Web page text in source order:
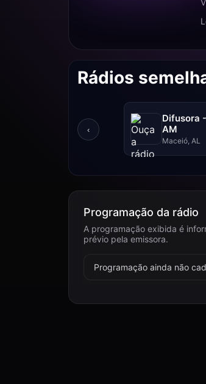
Rádios
‹
Difusora
AM
Maceió, AL
Programação da rádio
A programação exibida é
prévio pela emissora.
Programação ainda não